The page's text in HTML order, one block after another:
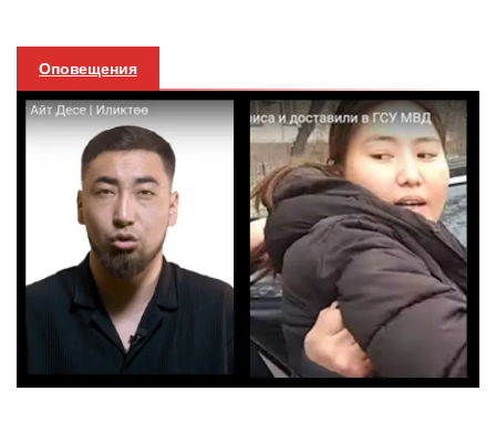
Оповещения